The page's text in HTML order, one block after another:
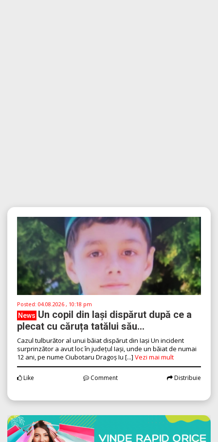
Posted: 04.08.2026 , 10:18 pm
News Un copil din Iași dispărut după ce a
plecat cu căruța tatălui său...
Cazul tulburător al unui băiat dispărut din Iași Un incident
surprinzător a avut loc în județul Iași, unde un băiat de numai
12 ani, pe nume Ciubotaru Dragoș Iu [...] Vezi mai mult
Like Comment Distribuie